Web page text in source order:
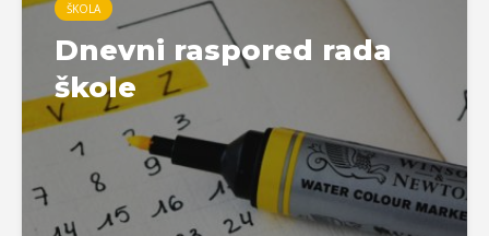
ŠKOLA
Dnevni raspored rada
škole